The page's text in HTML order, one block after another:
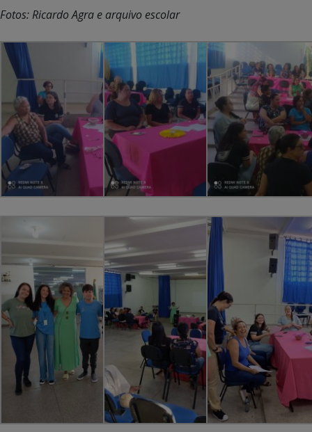
Fotos: Ricardo Agra e arquivo escolar